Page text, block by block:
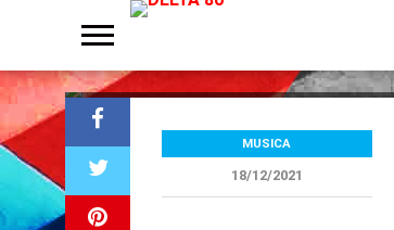
“Aloha
MUSICA
18/12/2021